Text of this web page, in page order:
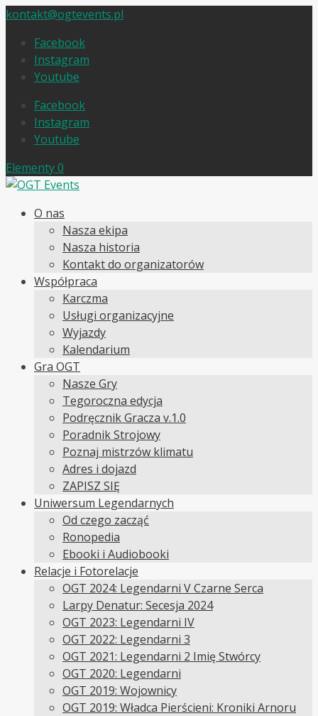
kontakt@ogtevents.pl
Facebook
Instagram
Youtube
Facebook
Instagram
Youtube
Elementy 0
O nas
Nasza ekipa
Nasza historia
Kontakt do organizatorów
Współpraca
Karczma
Usługi organizacyjne
Wyjazdy
Kalendarium
Gra OGT
Nasze Gry
Tegoroczna edycja
Podręcznik Gracza v.1.0
Poradnik Strojowy
Poznaj mistrzów klimatu
Adres i dojazd
ZAPISZ SIĘ
Uniwersum Legendarnych
Od czego zacząć
Ronopedia
Ebooki i Audiobooki
Relacje i Fotorelacje
OGT 2024: Legendarni V Czarne Serca
Larpy Denatur: Secesja 2024
OGT 2023: Legendarni IV
OGT 2022: Legendarni 3
OGT 2021: Legendarni 2 Imię Stwórcy
OGT 2020: Legendarni
OGT 2019: Wojownicy
OGT 2019: Władca Pierścieni: Kroniki Arnoru